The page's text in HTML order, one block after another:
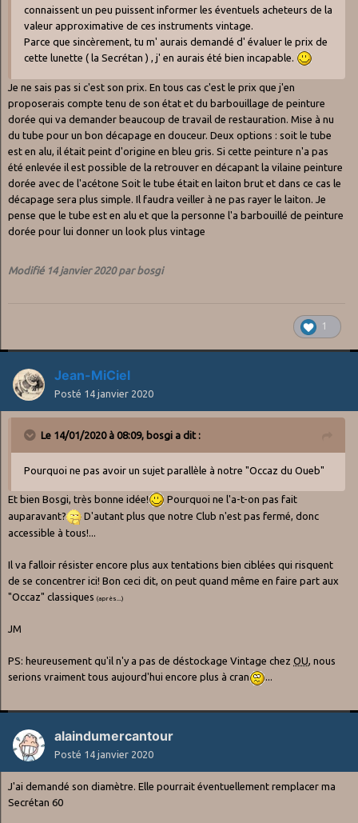
connaissent un peu puissent informer les éventuels acheteurs de la
valeur approximative de ces instruments vintage.
Parce que sincèrement, tu m' aurais demandé d' évaluer le prix de
cette lunette ( la Secrétan ) , j' en aurais été bien incapable.
Je ne sais pas si c'est son prix. En tous cas c'est le prix que j'en
proposerais compte tenu de son état et du barbouillage de peinture
dorée qui va demander beaucoup de travail de restauration. Mise à nu
du tube pour un bon décapage en douceur. Deux options : soit le tube
est en alu, il était peint d'origine en bleu gris. Si cette peinture n'a pas
été enlevée il est possible de la retrouver en décapant la vilaine peinture
dorée avec de l'acétone Soit le tube était en laiton brut et dans ce cas le
décapage sera plus simple. Il faudra veiller à ne pas rayer le laiton. Je
pense que le tube est en alu et que la personne l'a barbouillé de peinture
dorée pour lui donner un look plus vintage
Modifié 14 janvier 2020par bosgi
1
Jean-MiCiel
Posté 14 janvier 2020
Le 14/01/2020 à 08:09, bosgi a dit :
Pourquoi ne pas avoir un sujet parallèle à notre "Occaz du Oueb"
Et bien Bosgi, très bonne idée!
Pourquoi ne l'a-t-on pas fait
auparavant?
D'autant plus que notre Club n'est pas fermé, donc
accessible à tous!...
Il va falloir résister encore plus aux tentations bien ciblées qui risquent
de se concentrer ici! Bon ceci dit, on peut quand même en faire part aux
"Occaz" classiques (après...)
JM
PS: heureusement qu'il n'y a pas de déstockage Vintage chez OU, nous
serions vraiment tous aujourd'hui encore plus à cran
...
alaindumercantour
Posté 14 janvier 2020
J'ai demandé son diamètre. Elle pourrait éventuellement remplacer ma
Secrétan 60